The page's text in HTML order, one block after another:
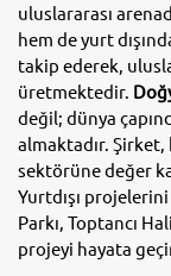
uluslararası
hem de yurt
takip ederek,
üretmektedir.
değil; dünya
almaktadır.
sektörüne değer
Yurtdışı
Parkı, Toptancı
projeyi hayata